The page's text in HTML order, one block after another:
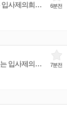
6분전
부산 전체 에서 뷰티/화장품류 일자리를 찾고있는 입사제의희망 인재입니다.
7분전
서울 관악구 에서 뷰티/화장품류 일자리를 찾고있는 입사제의희망 인재입니다.